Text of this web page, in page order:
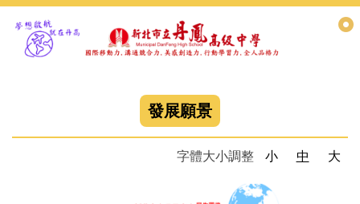
到
發展願景
字體大小調整 小 中 大